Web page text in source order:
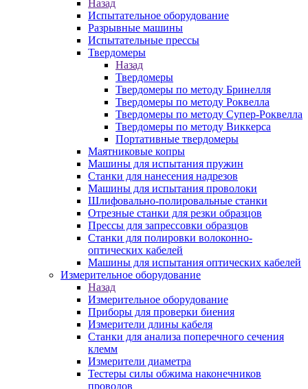
Назад
Испытательное оборудование
Разрывные машины
Испытательные прессы
Твердомеры
Назад
Твердомеры
Твердомеры по методу Бринелля
Твердомеры по методу Роквелла
Твердомеры по методу Супер-Роквелла
Твердомеры по методу Виккерса
Портативные твердомеры
Маятниковые копры
Машины для испытания пружин
Станки для нанесения надрезов
Машины для испытания проволоки
Шлифовально-полировальные станки
Отрезные станки для резки образцов
Прессы для запрессовки образцов
Станки для полировки волоконно-
оптических кабелей
Машины для испытания оптических кабелей
Измерительное оборудование
Назад
Измерительное оборудование
Приборы для проверки биения
Измерители длины кабеля
Станки для анализа поперечного сечения
клемм
Измерители диаметра
Тестеры силы обжима наконечников
проводов